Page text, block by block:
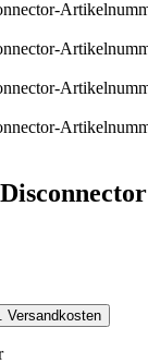
Versandkosten